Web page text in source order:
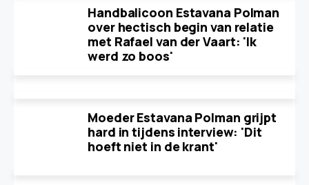
Handbalicoon Estavana Polman
over hectisch begin van relatie
met Rafael van der Vaart: 'Ik
werd zo boos'
Moeder Estavana Polman grijpt
hard in tijdens interview: 'Dit
hoeft niet in de krant'